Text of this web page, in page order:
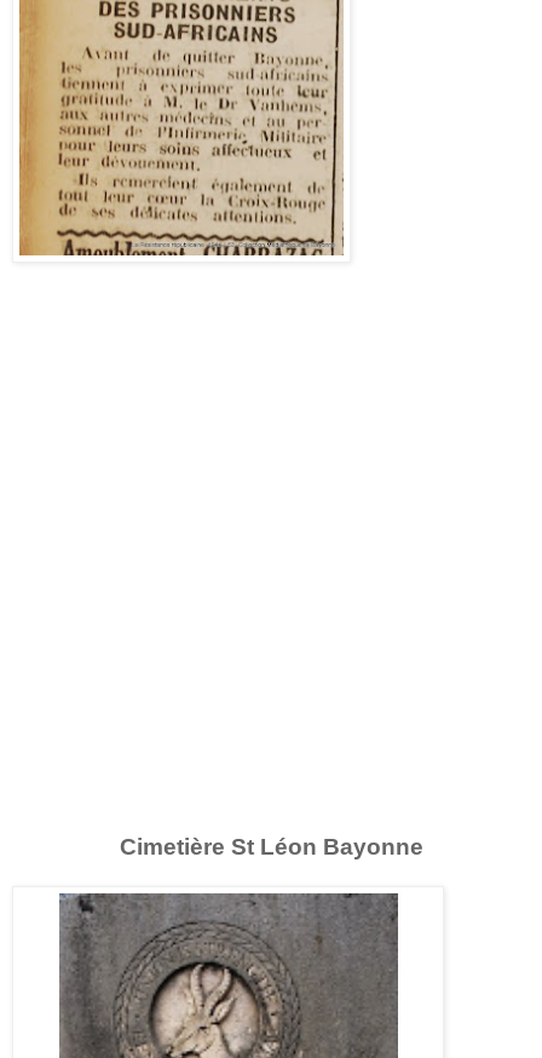
Cimetière St Léon Bayonne